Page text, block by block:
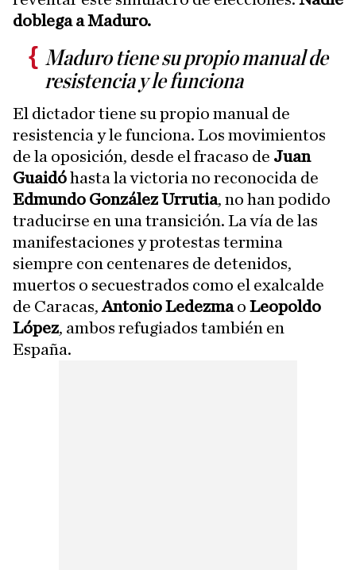
doblega a Maduro.
Maduro tiene su propio manual de
resistencia y le funciona
El dictador tiene su propio manual de
resistencia y le funciona. Los movimientos
de la oposición, desde el fracaso de Juan
Guaidóhasta la victoria no reconocida de
Edmundo González Urrutia, no han podido
traducirse en una transición. La vía de las
manifestaciones y protestas termina
siempre con centenares de detenidos,
muertos o secuestrados como el exalcalde
de Caracas,Antonio Ledezmao Leopoldo
López, ambos refugiados también en
España.